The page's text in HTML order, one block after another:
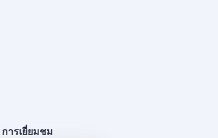
การเยี่ยมชม